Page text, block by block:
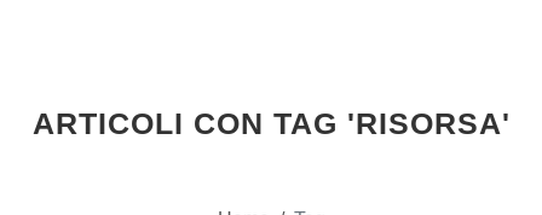
ARTICOLI CON TAG 'RISORSA'